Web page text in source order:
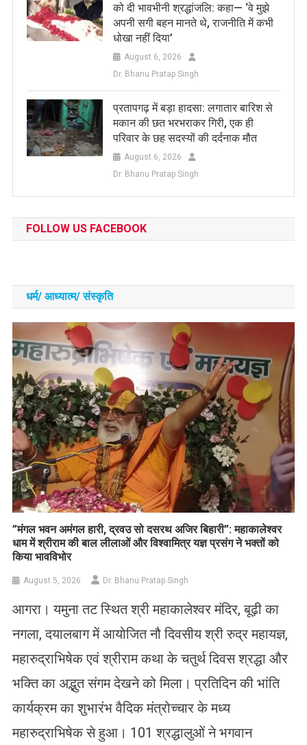
को दी भावभीनी श्रद्धांजलि: कहा— ‘वे मुझे
अपनी सगी बहन मानते थे, राजनीति में कभी
धोखा नहीं दिया’
August 6, 2026
Dr. Bhanu Pratap Singh
प्रतापगढ़ में बड़ा हादसा: लगातार बारिश से
मकान की छत भरभराकर गिरी, एक ही
परिवार के छह सदस्यों की दर्दनाक मौत
August 6, 2026
Dr. Bhanu Pratap Singh
FOLLOW US FACEBOOK
धर्म/ आध्‍यात्‍म/ संस्‍कृति
​”मंगल भवन अमंगल हारी, द्रवउ सो दसरथ अजिर बिहारी”: महाकालेश्वर
धाम में श्रीराम की बाल लीलाओं और विश्वामित्र यज्ञ प्रसंग ने भक्तों को
किया भावविभोर
August 5, 2026 Dr. Bhanu Pratap Singh
आगरा। यमुना तट स्थित श्री महाकालेश्वर मंदिर, बूढ़ी का
नगला, दयालबाग में आयोजित नौ दिवसीय श्री रुद्र महायज्ञ,
महारुद्राभिषेक एवं श्रीराम कथा के चतुर्थ दिवस श्रद्धा और
भक्ति का अद्भुत संगम देखने को मिला। प्रतिदिन की भांति
कार्यक्रम का शुभारंभ वैदिक मंत्रोच्चार के मध्य
महारुद्राभिषेक से हुआ। 101 श्रद्धालुओं ने भगवान